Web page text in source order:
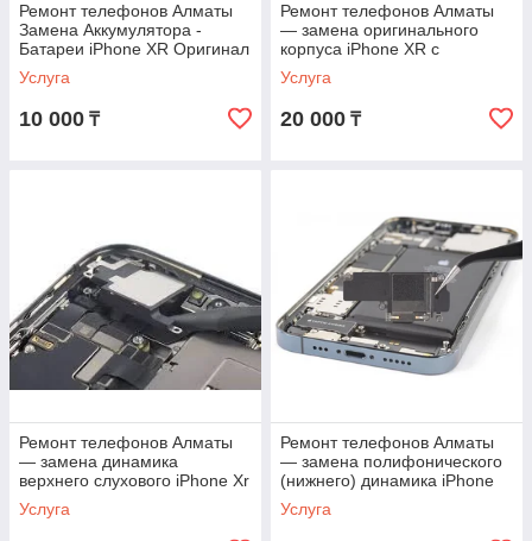
Ремонт телефонов Алматы
Замена Аккумулятора -
Батареи iPhone XR Оригинал
С гарантией !
Услуга
10 000 ₸
Ремонт телефонов Алматы
— замена оригинального
корпуса iPhone XR с
гарантией
Услуга
20 000 ₸
Ремонт телефонов Алматы
— замена динамика
верхнего слухового iPhone Xr
с гарантией с гарантией
Услуга
Ремонт телефонов Алматы
— замена полифонического
(нижнего) динамика iPhone
XR с гарантией
Услуга